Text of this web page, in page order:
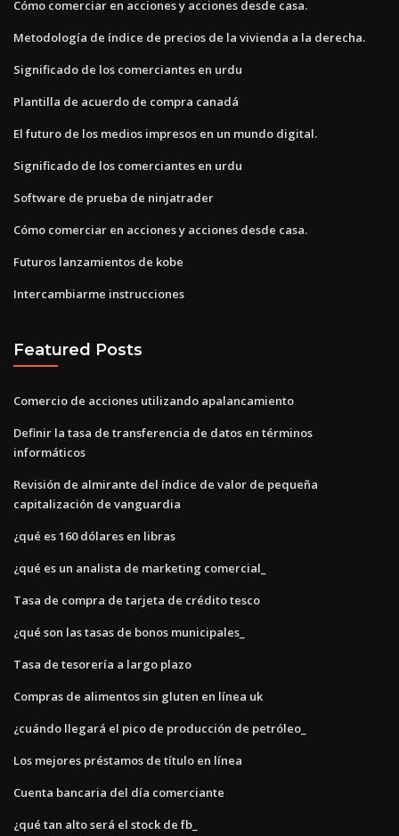
Cómo comerciar en acciones y acciones desde casa.
Metodología de índice de precios de la vivienda a la derecha.
Significado de los comerciantes en urdu
Plantilla de acuerdo de compra canadá
El futuro de los medios impresos en un mundo digital.
Significado de los comerciantes en urdu
Software de prueba de ninjatrader
Cómo comerciar en acciones y acciones desde casa.
Futuros lanzamientos de kobe
Intercambiarme instrucciones
Featured Posts
Comercio de acciones utilizando apalancamiento
Definir la tasa de transferencia de datos en términos
informáticos
Revisión de almirante del índice de valor de pequeña
capitalización de vanguardia
¿qué es 160 dólares en libras
¿qué es un analista de marketing comercial_
Tasa de compra de tarjeta de crédito tesco
¿qué son las tasas de bonos municipales_
Tasa de tesorería a largo plazo
Compras de alimentos sin gluten en línea uk
¿cuándo llegará el pico de producción de petróleo_
Los mejores préstamos de título en línea
Cuenta bancaria del día comerciante
¿qué tan alto será el stock de fb_